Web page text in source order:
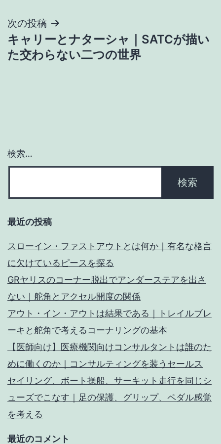
ビ
ゲ
ン
次の投稿
キャリーとナターシャ｜SATCが描い
た交わらない二つの世界
検索…
最近の投稿
スローイン・ファストアウトとは何か｜有名な格言
に欠けているピースを探る
GRヤリスのコーナー脱出でアンダーステアを出さ
ない｜舵角とアクセル開度の関係
アウト・イン・アウトは結果である｜トレイルブレ
ーキと舵角で考えるコーナリングの基本
【医師向け】医療機関向けコンサルタントは誰のた
めに働くのか｜コンサルティングを装うセールス
セイリング、ボート操船、サーキット走行を同じシ
ューズでこなす｜足の保護、グリップ、ペダル感覚
を考える
最近のコメント